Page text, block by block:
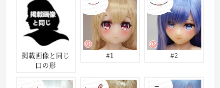
掲載画像と同じ
口の形
#1 #2